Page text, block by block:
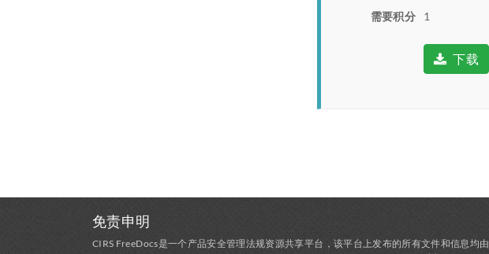
需要积分 1
下载
免责申明
CIRS FreeDocs是一个产品安全管理法规资源共享平台，该平台上发布的所有文件和信息均由